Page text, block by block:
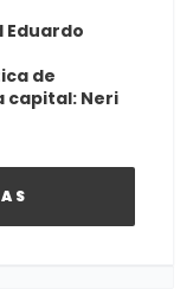
Eduardo
de
capital: Neri